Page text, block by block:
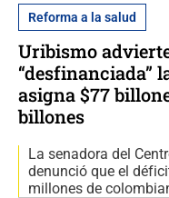
Reforma a la salud
Uribismo
“desfinanciada”
asigna $77
billones
La senadora del
denunció que el
millones de